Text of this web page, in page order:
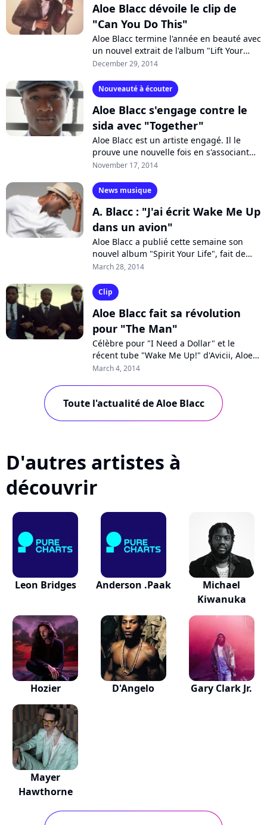
Aloe Blacc dévoile le clip de
"Can You Do This"
Aloe Blacc termine l'année en beauté avec
un nouvel extrait de l'album "Lift Your
Spirit". Le chanteur a porté son dévolu
December 29, 2014
Nouveauté à écouter
Aloe Blacc s'engage contre le
sida avec "Together"
Aloe Blacc est un artiste engagé. Il le
prouve une nouvelle fois en s'associant
avec Coca-Cola et (RED) afin de récolter
November 17, 2014
News musique
A. Blacc : "J'ai écrit Wake Me Up
dans un avion"
Aloe Blacc a publié cette semaine son
nouvel album "Spirit Your Life", fait de
"chansons familières mais modernes"
March 28, 2014
Clip
Aloe Blacc fait sa révolution
pour "The Man"
Célèbre pour "I Need a Dollar" et le
récent tube "Wake Me Up!" d'Avicii, Aloe
Blacc a bien l'intention de ne pas laisser
March 4, 2014
Toute l'actualité de Aloe Blacc
D'autres artistes à
découvrir
Leon Bridges Anderson .Paak
Michael
Kiwanuka
Hozier D'Angelo Gary Clark Jr.
Mayer
Hawthorne